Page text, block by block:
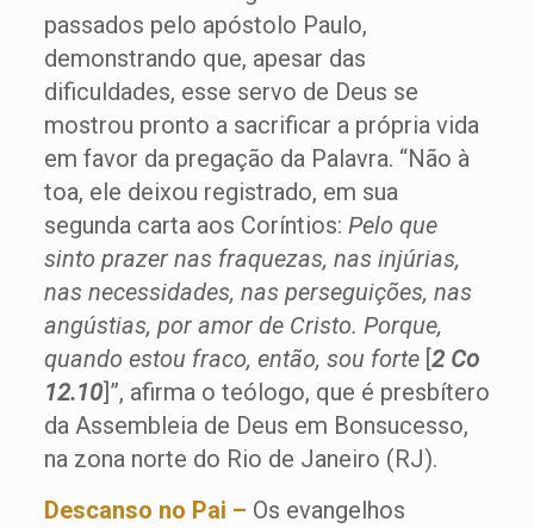
passados pelo apóstolo Paulo,
demonstrando que, apesar das
dificuldades, esse servo de Deus se
mostrou pronto a sacrificar a própria vida
em favor da pregação da Palavra. “Não à
toa, ele deixou registrado, em sua
segunda carta aos Coríntios: Pelo que
sinto prazer nas fraquezas, nas injúrias,
nas necessidades, nas perseguições, nas
angústias, por amor de Cristo. Porque,
quando estou fraco, então, sou forte [2 Co
12.10]”, afirma o teólogo, que é presbítero
da Assembleia de Deus em Bonsucesso,
na zona norte do Rio de Janeiro (RJ).
Descanso no Pai – Os evangelhos